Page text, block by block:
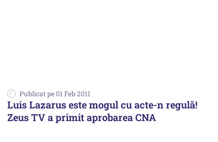
Publicat pe 01 Feb 2011
Luis Lazarus este mogul cu acte-n regulă!
Zeus TV a primit aprobarea CNA